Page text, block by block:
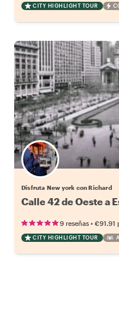
CITY HIGHLIGHT TOUR
Disfruta New york con Richard
Calle 42 de Oeste a
9 reseñas • €91.91
CITY HIGHLIGHT TOUR